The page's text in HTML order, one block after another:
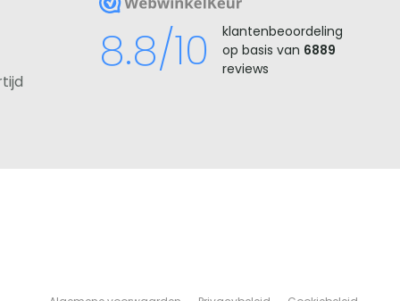
WebwinkelKeur
8.8/10
klantenbeoordeling
op basis van 6889
reviews